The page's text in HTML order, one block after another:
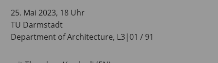
25. Mai 2023, 18 Uhr
TU Darmstadt
Department of Architecture, L3|01 / 91